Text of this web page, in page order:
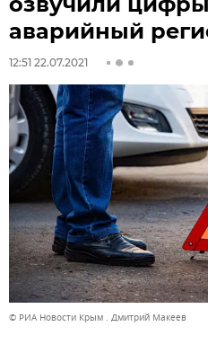
аварийный
12:51 22.07.2021
© РИА Новости Крым . Дмитрий Макеев